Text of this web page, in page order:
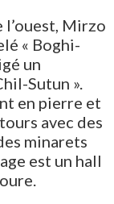
l’ouest, Mirzo
« Boghi-
un
Sutun ».
en pierre et
avec des
minarets
est un hall